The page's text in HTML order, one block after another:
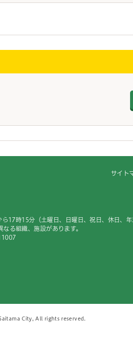
サイト
ら17時15分（土曜日、日曜日、祝日、休日、
る組織、施設があります。
City, All rights reserved.